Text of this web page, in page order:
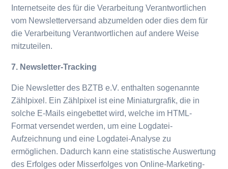
Internetseite des für die Verarbeitung Verantwortlichen
vom Newsletterversand abzumelden oder dies dem für
die Verarbeitung Verantwortlichen auf andere Weise
mitzuteilen.
7. Newsletter-Tracking
Die Newsletter des BZTB e.V. enthalten sogenannte
Zählpixel. Ein Zählpixel ist eine Miniaturgrafik, die in
solche E-Mails eingebettet wird, welche im HTML-
Format versendet werden, um eine Logdatei-
Aufzeichnung und eine Logdatei-Analyse zu
ermöglichen. Dadurch kann eine statistische Auswertung
des Erfolges oder Misserfolges von Online-Marketing-